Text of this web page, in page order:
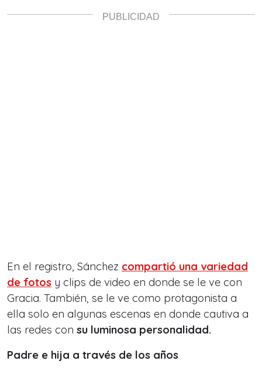
En el registro, Sánchez compartió una variedad
de fotos y clips de video en donde se le ve con
Gracia. También, se le ve como protagonista a
ella solo en algunas escenas en donde cautiva a
las redes con su luminosa personalidad.
Padre e hija a través de los años